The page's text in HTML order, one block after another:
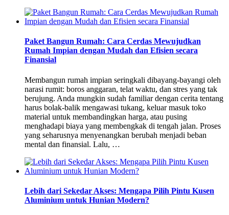
Paket Bangun Rumah: Cara Cerdas Mewujudkan
Rumah Impian dengan Mudah dan Efisien secara
Finansial
Membangun rumah impian seringkali dibayang-bayangi oleh
narasi rumit: boros anggaran, telat waktu, dan stres yang tak
berujung. Anda mungkin sudah familiar dengan cerita tentang
harus bolak-balik mengawasi tukang, keluar masuk toko
material untuk membandingkan harga, atau pusing
menghadapi biaya yang membengkak di tengah jalan. Proses
yang seharusnya menyenangkan berubah menjadi beban
mental dan finansial. Lalu, …
Lebih dari Sekedar Akses: Mengapa Pilih Pintu Kusen
Aluminium untuk Hunian Modern?